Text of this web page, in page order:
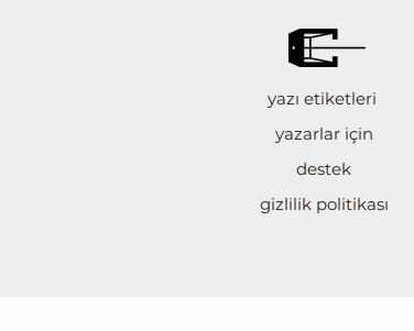
ve
Yorum Üzerine: “Ayırma Gerekliliği"
yazı etiketleri
yazarlar için
destek
gizlilik politikası